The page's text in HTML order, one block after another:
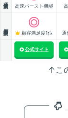
高速バースト機能
顧客満足度1位 通
公式サイト
↑こ